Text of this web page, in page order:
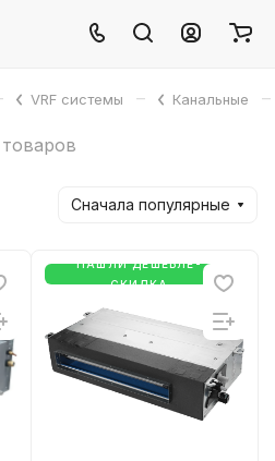
VRF системы – Канальные –
Сначала популярные
НАШЛИ ДЕШЕВЛЕ-
СКИДКА